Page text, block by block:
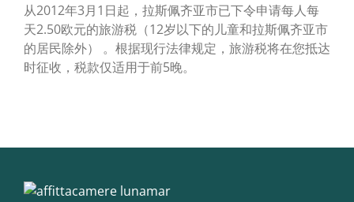
从2012年3月1日起，拉斯佩齐亚市已下令申请每人每
天2.50欧元的旅游税（12岁以下的儿童和拉斯佩齐亚市
的居民除外） 。根据现行法律规定，旅游税将在您抵达
时征收，税款仅适用于前5晚。